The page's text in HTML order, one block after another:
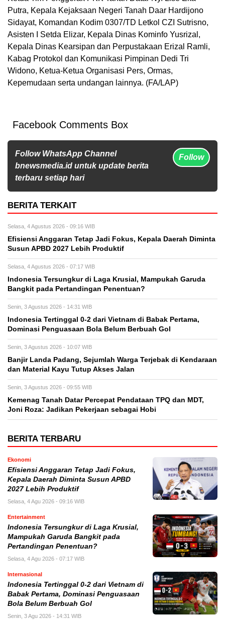
Putra, Kepala Kejaksaan Negeri Tanah Daar Hardijono
Sidayat, Komandan Kodim 0307/TD Letkol CZI Sutrisno,
Asisten I Setda Elizar, Kepala Dinas Kominfo Yusrizal,
Kepala Dinas Kearsipan dan Perpustakaan Erizal Ramli,
Kabag Protokol dan Komunikasi Pimpinan Dedi Tri
Widono, Ketua-Ketua Organisasi Pers, Ormas,
Kepemudaan serta undangan lainnya. (FA/LAP)
Facebook Comments Box
Follow WhatsApp Channel
bnewsmedia.id untuk update berita
terbaru setiap hari
Follow
BERITA TERKAIT
Selasa, 4 Agustus 2026 - 09:16 WIB
Efisiensi Anggaran Tetap Jadi Fokus, Kepala Daerah Diminta
Susun APBD 2027 Lebih Produktif
Selasa, 4 Agustus 2026 - 07:17 WIB
Indonesia Tersungkur di Laga Krusial, Mampukah Garuda
Bangkit pada Pertandingan Penentuan?
Senin, 3 Agustus 2026 - 14:31 WIB
Indonesia Tertinggal 0-2 dari Vietnam di Babak Pertama,
Dominasi Penguasaan Bola Belum Berbuah Gol
Senin, 3 Agustus 2026 - 10:07 WIB
Banjir Landa Padang, Sejumlah Warga Terjebak di Kendaraan
dan Material Kayu Tutup Akses Jalan
Senin, 3 Agustus 2026 - 09:55 WIB
Kemenag Tanah Datar Percepat Pendataan TPQ dan MDT,
Joni Roza: Jadikan Pekerjaan sebagai Hobi
BERITA TERBARU
Ekonomi
Efisiensi Anggaran Tetap Jadi Fokus,
Kepala Daerah Diminta Susun APBD
2027 Lebih Produktif
Selasa, 4 Agu 2026 - 09:16 WIB
Entertainment
Indonesia Tersungkur di Laga Krusial,
Mampukah Garuda Bangkit pada
Pertandingan Penentuan?
Selasa, 4 Agu 2026 - 07:17 WIB
Internasional
Indonesia Tertinggal 0-2 dari Vietnam di
Babak Pertama, Dominasi Penguasaan
Bola Belum Berbuah Gol
Senin, 3 Agu 2026 - 14:31 WIB